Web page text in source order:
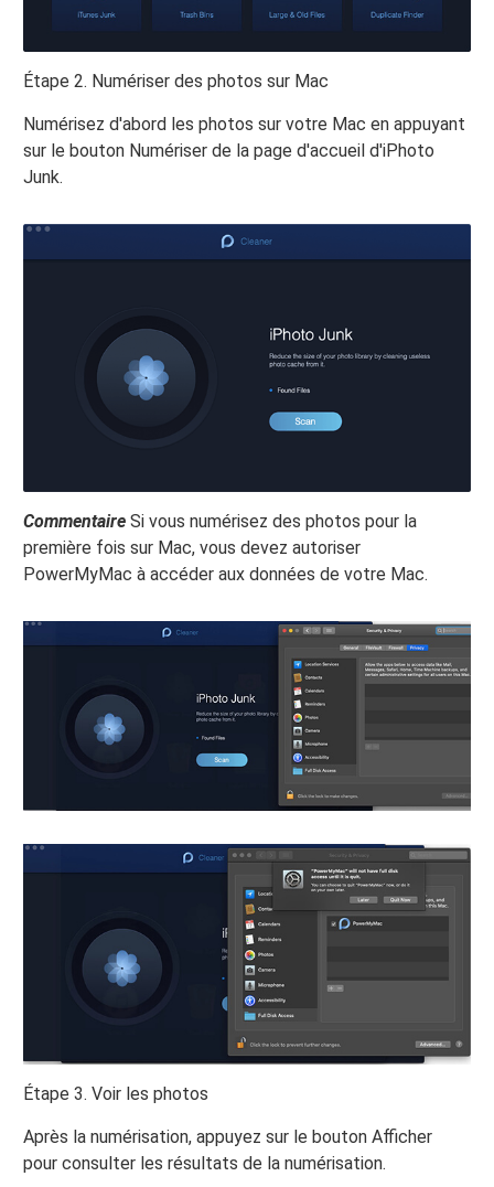
Étape 2. Numériser des photos sur Mac
Numérisez d'abord les photos sur votre Mac en appuyant
sur le bouton Numériser de la page d'accueil d'iPhoto
Junk.
CommentaireSi vous numérisez des photos pour la
première fois sur Mac, vous devez autoriser
PowerMyMac à accéder aux données de votre Mac.
Étape 3. Voir les photos
Après la numérisation, appuyez sur le bouton Afficher
pour consulter les résultats de la numérisation.